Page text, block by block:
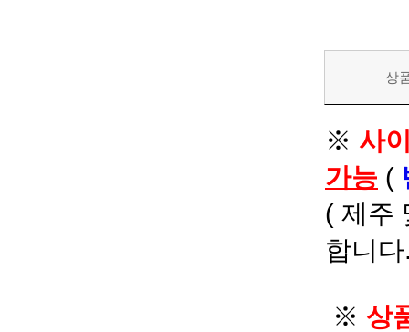
상
※ 사
가능 (
( 제주
합니
※ 상